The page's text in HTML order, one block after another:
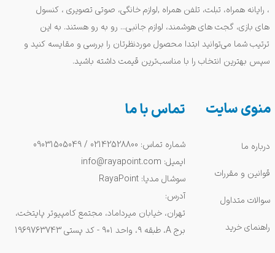
منوی سایت
درباره ما
قوانین و مقررات
سوالات متداول
راهنمای خرید
، رایانه همراه، تبلت، تلفن همراه ,لوازم خانگی، صوتی تصویری ، کنسول
های بازی، گجت های هوشمند، لوازم جانبی... رو به رو هستند. به این
ترتیب شما می‌توانید ابتدا محصول موردنظرتان را بررسی و مقایسه کنید و
سپس بهترین انتخاب را با مناسب‌ترین قیمت داشته باشید.
تماس با ما
شماره تماس: 02142528800 / 09031505049
ایمیل: info@rayapoint.com
سوشال مدیا: RayaPoint
آدرس:
تهران، خیابان میرداماد، مجتمع کامپیوتر پایتخت،
برج A، طبقه ۹، واحد ۹۰۱ - کد پستی 1969763743